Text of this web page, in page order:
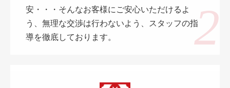
安・・・そんなお客様にご安心いただけるよ
う、無理な交渉は行わないよう、スタッフの指
導を徹底しております。